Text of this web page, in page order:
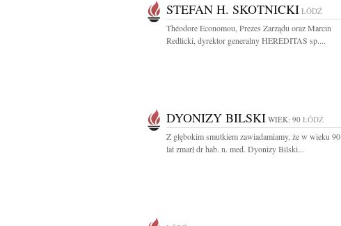
STEFAN H. SKOTNICKI ŁÓDŹ
Théodore Economou, Prezes Zarządu oraz Marcin
Redlicki, dyrektor generalny HEREDITAS sp....
DYONIZY BILSKI WIEK: 90 ŁÓDŹ
Z głębokim smutkiem zawiadamiamy, że w wieku 90
lat zmarł dr hab. n. med. Dyonizy Bilski...